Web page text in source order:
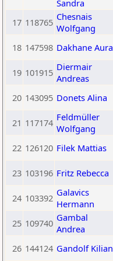
Sandra
17 118765 Chesnais
Wolfgang
18 147598 Dakhane Aura
19 101915 Diermair
Andreas
20 143095 Donets Alina
21 117174 Feldmüller
Wolfgang
22 126120 Filek Mattias
23 103196 Fritz Rebecca
24 103392 Galavics
Hermann
25 109740 Gambal
Andrea
26 144124 Gandolf Kilian